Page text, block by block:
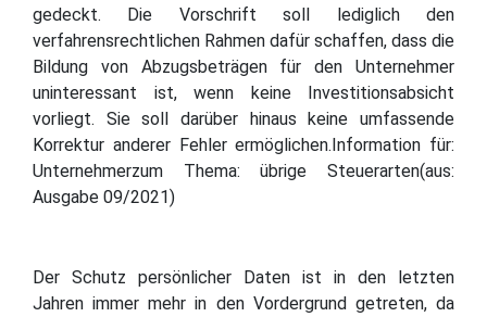
gedeckt. Die Vorschrift soll lediglich den
verfahrensrechtlichen Rahmen dafür schaffen, dass die
Bildung von Abzugsbeträgen für den Unternehmer
uninteressant ist, wenn keine Investitionsabsicht
vorliegt. Sie soll darüber hinaus keine umfassende
Korrektur anderer Fehler ermöglichen.Information für:
Unternehmerzum Thema: übrige Steuerarten(aus:
Ausgabe 09/2021)
Der Schutz persönlicher Daten ist in den letzten
Jahren immer mehr in den Vordergrund getreten, da